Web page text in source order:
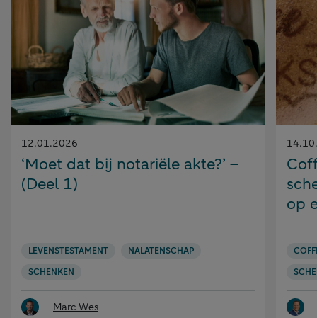
Gepubliceerd
op:
12.01.2026
‘Moet dat bij notariële akte?’ –
(Deel 1)
LEVENSTESTAMENT
NALATENSCHAP
SCHENKEN
Marc Wes
op:
op